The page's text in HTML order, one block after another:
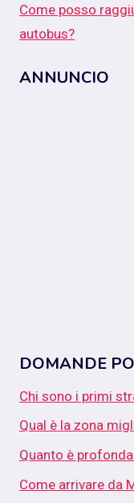
Come posso
autobus?
ANNUNCIO
DOMANDE
Chi sono i primi
Qual è la zona
Quanto è
Come arrivare da